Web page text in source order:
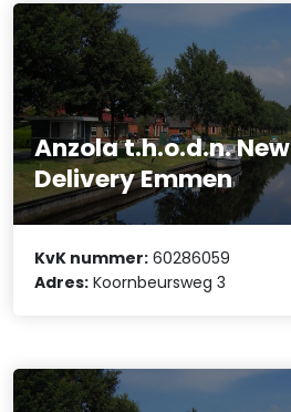
Anzola t.h.o.d.n.
Delivery Emmen
KvK nummer: 60286059
Adres: Koornbeursweg 3